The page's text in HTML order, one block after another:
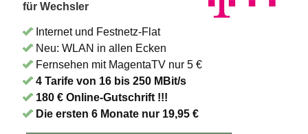
für Wechsler
Internet und Festnetz-Flat
Neu: WLAN in allen Ecken
Fernsehen mit MagentaTV nur 5 €
4 Tarife von 16 bis 250 MBit/s
180 € Online-Gutschrift !!!
Die ersten 6 Monate nur 19,95 €